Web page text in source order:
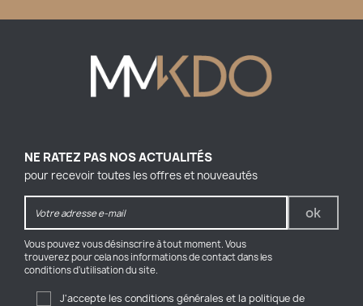
NE RATEZ PAS NOS ACTUALITÉS
pour recevoir toutes les offres et nouveautés
Vous pouvez vous désinscrire à tout moment. Vous
trouverez pour cela nos informations de contact dans les
conditions d'utilisation du site.
J'accepte les conditions générales et la politique de